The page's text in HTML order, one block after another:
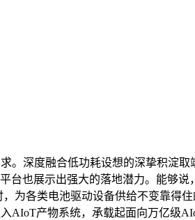
深度融合低功耗设想的深挚积淀取
台也展示出强大的落地潜力。能够
为各类电池驱动设备供给不变靠得
AIoT产物系统，承载起面向万亿级